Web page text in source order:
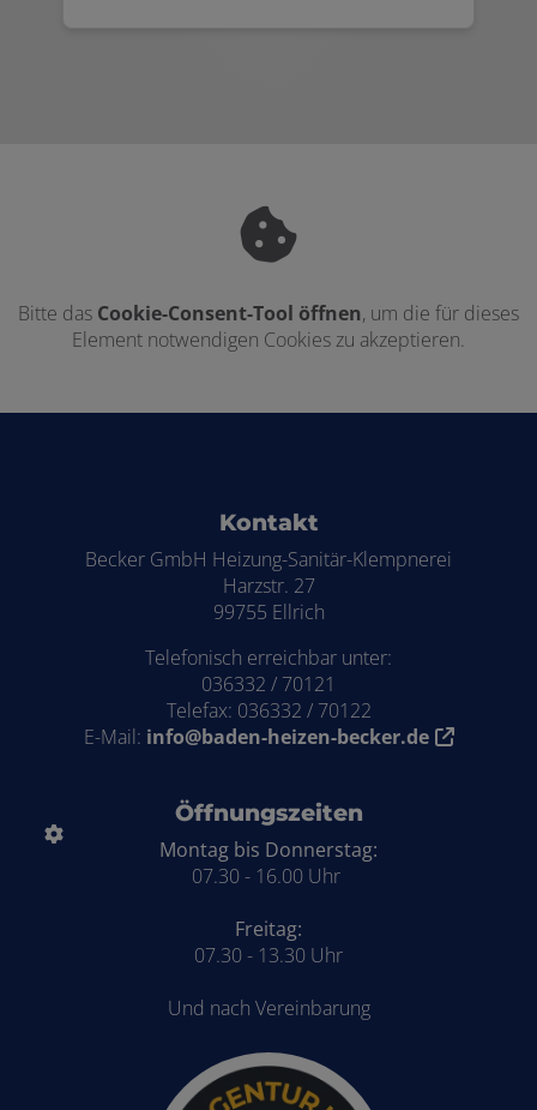
Bitte das Cookie-Consent-Tool öffnen, um die für dieses
Element notwendigen Cookies zu akzeptieren.
Kontakt
Becker GmbH Heizung-Sanitär-Klempnerei
Harzstr. 27
99755 Ellrich
Telefonisch erreichbar unter:
036332 / 70121
Telefax: 036332 / 70122
E-Mail: info@baden-heizen-becker.de
Öffnungszeiten
Montag bis Donnerstag:
07.30 - 16.00 Uhr
Freitag:
07.30 - 13.30 Uhr
Und nach Vereinbarung